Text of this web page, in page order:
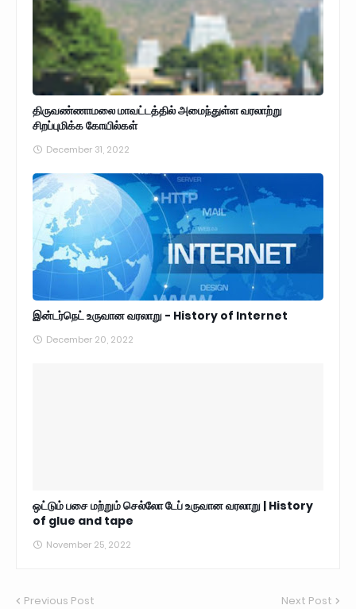
திருவண்ணாமலை மாவட்டத்தில் அமைந்துள்ள வரலாற்று
சிறப்புமிக்க கோயில்கள்
December 31, 2022
இன்டர்நெட் உருவான வரலாறு - History of Internet
December 20, 2022
ஒட்டும் பசை மற்றும் செல்லோ டேப் உருவான வரலாறு | History
of glue and tape
November 25, 2022
Previous Post Next Post